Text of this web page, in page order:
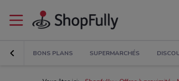
BONS PLANS SUPERMARCHÉS